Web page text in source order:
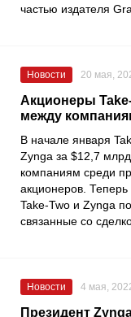
частью издателя
Новости 20 мая,
Акционеры
между
В начале января
Zynga за $12,7
компаниям среди
акционеров.
Take-Two и Zynga
связанные со
Новости 4 мая,
Президент